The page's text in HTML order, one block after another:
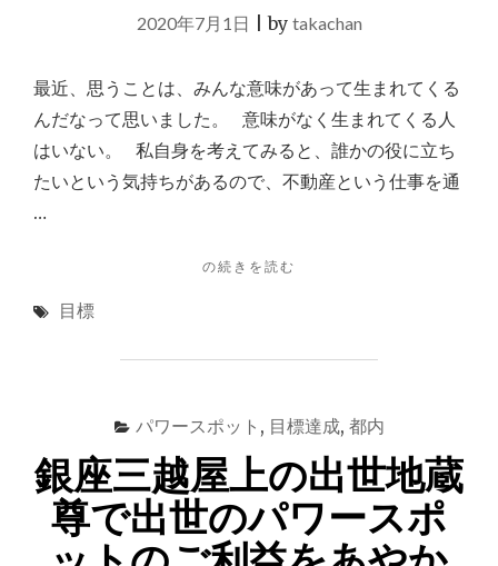
っ
生
が
ど
変
た
想"
2020年7月1日 |by takachan
最近、思うことは、みんな意味があって生まれてくる
んだなって思いました。 意味がなく生まれてくる人
はいない。 私自身を考えてみると、誰かの役に立ち
たいという気持ちがあるので、不動産という仕事を通
…
"み
味
っ
生
れ
く
の続きを読む
目標
パワースポット , 目標達成, 都内
銀座三越屋上の出世地蔵
尊で出世のパワースポ